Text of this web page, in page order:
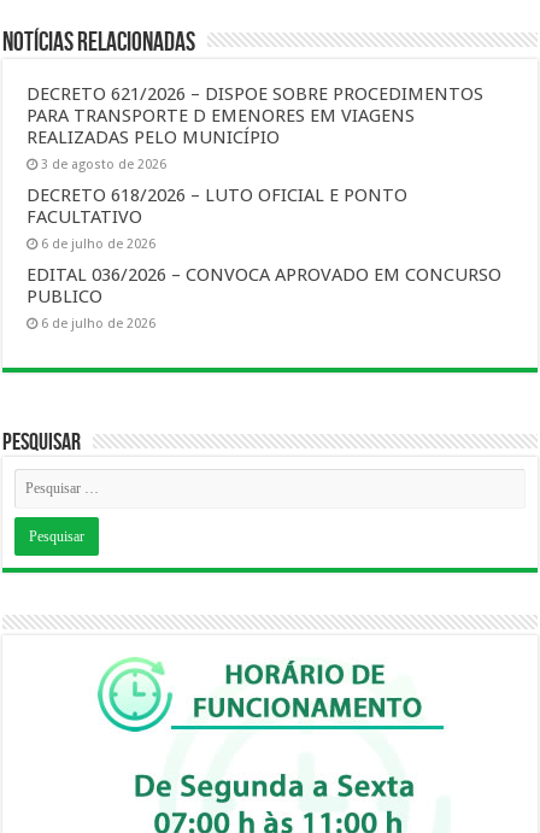
Notícias Relacionadas
DECRETO 621/2026 – DISPOE SOBRE PROCEDIMENTOS
PARA TRANSPORTE D EMENORES EM VIAGENS
REALIZADAS PELO MUNICÍPIO
3 de agosto de 2026
DECRETO 618/2026 – LUTO OFICIAL E PONTO
FACULTATIVO
6 de julho de 2026
EDITAL 036/2026 – CONVOCA APROVADO EM CONCURSO
PUBLICO
6 de julho de 2026
Pesquisar